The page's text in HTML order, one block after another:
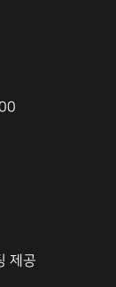
제공